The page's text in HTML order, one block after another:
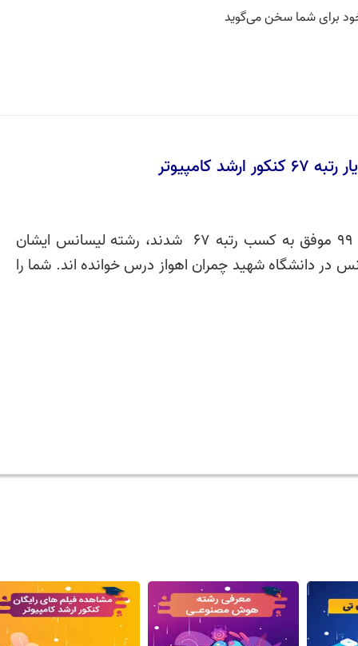
کامپیوتر
آقای فردین ایار در کنکور ارشد کامپیوتر 99 موفق به کسب رتبه 67 شدند، رشته لیسانس ایشان
در دانشگاه شهید چمران اهواز درس خوانده اند. شما را